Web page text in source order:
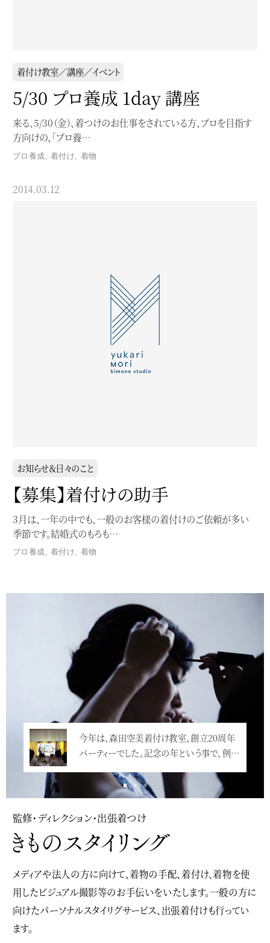
着付け教室／講座／イベント
5/30 プロ養成 1day 講座
来る、5/30（金）、着つけのお仕事をされている方、プロを目指す
方向けの、「プロ養…
プロ養成 着付け 着物
2014.03.12
お知らせ＆日々のこと
【募集】着付けの助手
3月は、一年の中でも、一般のお客様の着付けのご依頼が多い
季節です。結婚式のもろも…
プロ養成, 着付け, 着物
Service
監修・ディレクション・出張着つけ
メディアや法人の方に向けて、着物の手配、着付け、着物を使
用したビジュアル撮影等のお手伝いをいたします。一般の方に
向けたパーソナルスタイリグサービス、出張着付けも行ってい
ます。
今年は、森田空美着付け教室、創立20周年
パーティーでした。記念の年という事で、例…
<
昨日立ち寄った紀尾井町テラスで、素敵なラ
ウンジを見つけましたので、こちらで2018…